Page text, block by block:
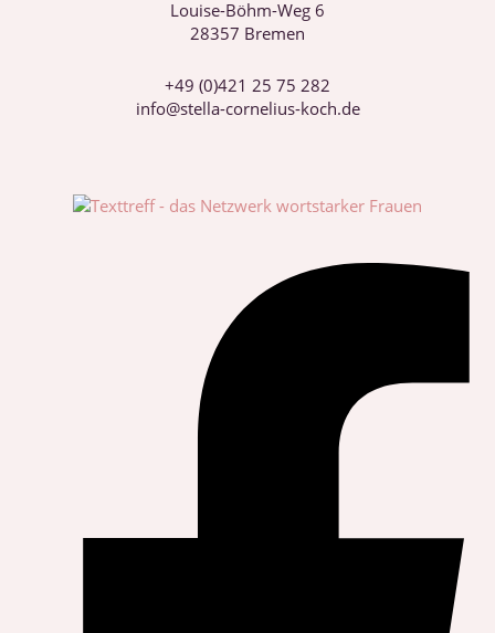
Louise-Böhm-Weg 6
28357 Bremen
+49 (0)421 25 75 282
info@stella-cornelius-koch.de